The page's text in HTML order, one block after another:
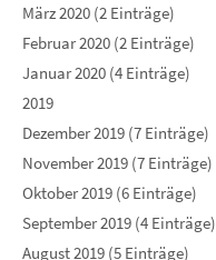
März 2020 (2 Einträge)
Februar 2020 (2 Einträge)
Januar 2020 (4 Einträge)
2019
Dezember 2019 (7 Einträge)
November 2019 (7 Einträge)
Oktober 2019 (6 Einträge)
September 2019 (4 Einträge)
August 2019 (5 Einträge)